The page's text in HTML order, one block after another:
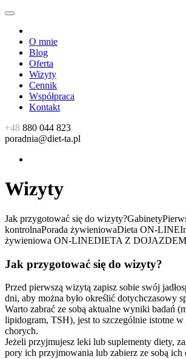
O mnie
Blog
Oferta
Wizyty
Cennik
Współpraca
Kontakt
+48 880 044 823
poradnia@diet-ta.pl
Wizyty
Jak przygotować się do wizyty?Gabinety
kontrolnaPorada żywieniowaDieta ON-LINE
żywieniowa ON-LINEDIETA Z DOJAZDEM
Jak przygotować się do wizyty?
Przed pierwszą wizytą zapisz sobie swój
dni, aby można było określić dotychczasowy
Warto zabrać ze sobą aktualne wyniki badań
lipidogram, TSH), jest to szczególnie istotne
chorych.
Jeżeli przyjmujesz leki lub suplementy diety,
pory ich przyjmowania lub zabierz ze sobą